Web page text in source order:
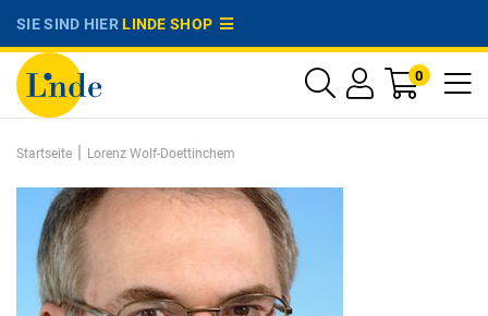
SIE SIND HIERLINDE SHOP
0
Startseite | Lorenz Wolf-Doettinchem